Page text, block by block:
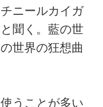
ニールカイガ
聞く。藍の世
世界の狂想曲
うことが多い